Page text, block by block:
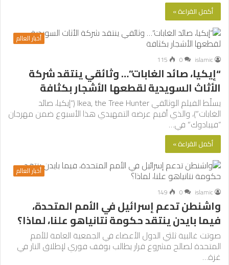
أكمل القراءة »
أخبار العالم
islamic
0
115
“إيكيا، صائد الغابات”… وثائقي ينتقد شركة
الأثاث السويدية لقطعها الأشجار بكثافة
يسلّط الفيلم الوثائقي Ikea, the Tree Hunter (“إيكيا، صائد
الغابات”)، والذي أقيم عرضه التمهيدي هذا الأسبوع ضمن مهرجان
“فيبادوك” في…
أكمل القراءة »
أخبار العالم
islamic
0
149
واشنطن تدعم إسرائيل في الأمم المتحدة،
فيما بايدن ينتقد حكومة نتانياهو علنا، لماذا؟
صوتت غالبية ثلثي الدول الأعضاء في الجمعية العامة للأمم
المتحدة لصالح مشروع قرار يطالب بوقف فوري لإطلاق النار في
غزة…